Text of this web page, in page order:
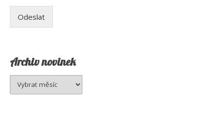
Odeslat
Archiv novinek
Archiv
novinek